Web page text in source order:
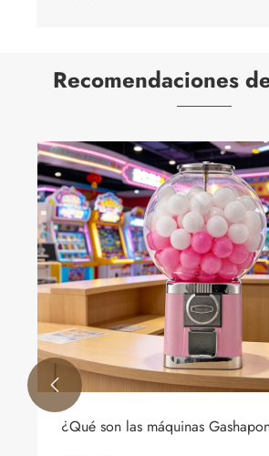
Recomendaciones
¿Será rentable el negocio
2026?
Ver más >>
